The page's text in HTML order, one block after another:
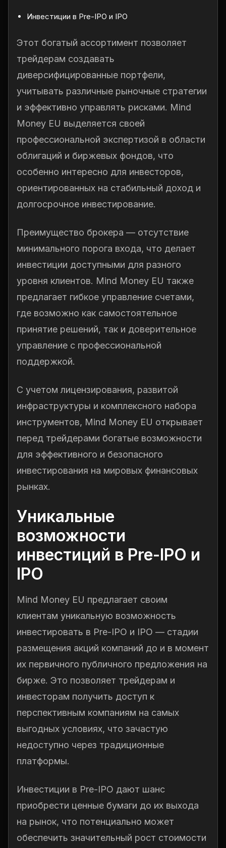
Инвестиции в Pre-IPO и IPO
Этот богатый ассортимент позволяет
трейдерам создавать
диверсифицированные портфели,
учитывать различные рыночные стратегии
и эффективно управлять рисками. Mind
Money EU выделяется своей
профессиональной экспертизой в области
облигаций и биржевых фондов, что
особенно интересно для инвесторов,
ориентированных на стабильный доход и
долгосрочное инвестирование.
Преимущество брокера — отсутствие
минимального порога входа, что делает
инвестиции доступными для разного
уровня клиентов. Mind Money EU также
предлагает гибкое управление счетами,
где возможно как самостоятельное
принятие решений, так и доверительное
управление с профессиональной
поддержкой.
С учетом лицензирования, развитой
инфраструктуры и комплексного набора
инструментов, Mind Money EU открывает
перед трейдерами богатые возможности
для эффективного и безопасного
инвестирования на мировых финансовых
рынках.
Уникальные
возможности
инвестиций в Pre-IPO и
IPO
Mind Money EU предлагает своим
клиентам уникальную возможность
инвестировать в Pre-IPO и IPO — стадии
размещения акций компаний до и в момент
их первичного публичного предложения на
бирже. Это позволяет трейдерам и
инвесторам получить доступ к
перспективным компаниям на самых
выгодных условиях, что зачастую
недоступно через традиционные
платформы.
Инвестиции в Pre-IPO дают шанс
приобрести ценные бумаги до их выхода
на рынок, что потенциально может
обеспечить значительный рост стоимости